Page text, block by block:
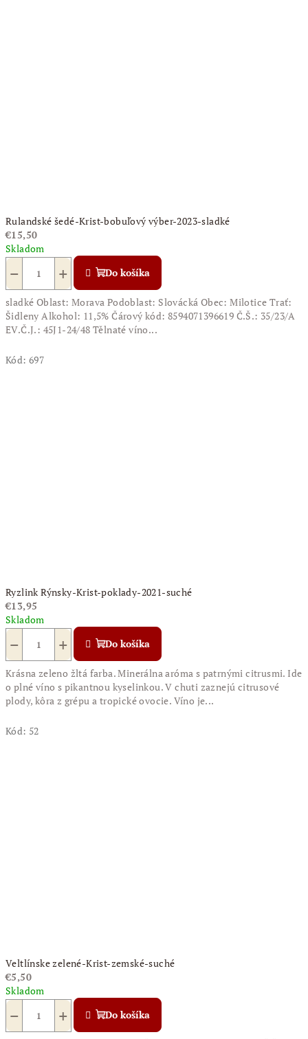
Rulandské šedé-Krist-bobuľový výber-2023-sladké
€15,50
Skladom
+
− Do košíka
sladké Oblast: Morava Podoblast: Slovácká Obec: Milotice Trať:
Šidleny Alkohol: 11,5% Čárový kód: 8594071396619 Č.Š.: 35/23/A
EV.Č.J.: 45J1-24/48 Tělnaté víno...
Kód: 697
Ryzlink Rýnsky-Krist-poklady-2021-suché
€13,95
Skladom
+
− Do košíka
Krásna zeleno žltá farba. Minerálna aróma s patrnými citrusmi. Ide
o plné víno s pikantnou kyselinkou. V chuti zaznejú citrusové
plody, kôra z grépu a tropické ovocie. Víno je...
Kód: 52
Veltlínske zelené-Krist-zemské-suché
€5,50
Skladom
+
− Do košíka